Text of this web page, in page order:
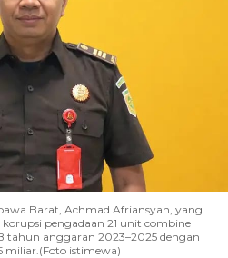
Barat, Achmad Afriansyah, yang
pengadaan 21 unit combine
tahun anggaran 2023–2025 dengan
miliar.(Foto istimewa)